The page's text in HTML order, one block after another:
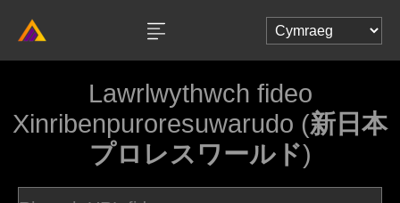
Lawrlwythwch fideo
Xinribenpuroresuwarudo (新日本
プロレスワールド)